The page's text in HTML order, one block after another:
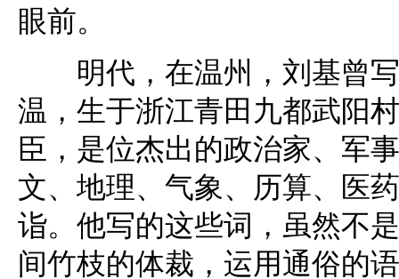
眼前。
明代，在温州，刘基曾写
温，生于浙江青田九都武阳
臣，是位杰出的政治家、军
文、地理、气象、历算、医
诣。他写的这些词，虽然不
间竹枝的体裁，运用通俗的